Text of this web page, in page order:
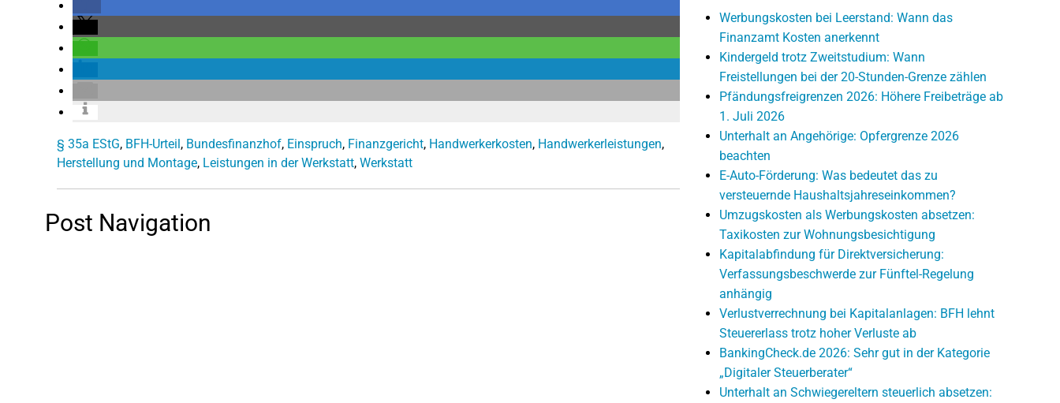
§ 35a EStG, BFH-Urteil, Bundesfinanzhof, Einspruch, Finanzgericht, Handwerkerkosten, Handwerkerleistungen,
Herstellung und Montage, Leistungen in der Werkstatt, Werkstatt
Post Navigation
Werbungskosten bei Leerstand: Wann das
Finanzamt Kosten anerkennt
Kindergeld trotz Zweitstudium: Wann
Freistellungen bei der 20-Stunden-Grenze zählen
Pfändungsfreigrenzen 2026: Höhere Freibeträge ab
1. Juli 2026
Unterhalt an Angehörige: Opfergrenze 2026
beachten
E-Auto-Förderung: Was bedeutet das zu
versteuernde Haushaltsjahreseinkommen?
Umzugskosten als Werbungskosten absetzen:
Taxikosten zur Wohnungsbesichtigung
Kapitalabfindung für Direktversicherung:
Verfassungsbeschwerde zur Fünftel-Regelung
anhängig
Verlustverrechnung bei Kapitalanlagen: BFH lehnt
Steuererlass trotz hoher Verluste ab
BankingCheck.de 2026: Sehr gut in der Kategorie
„Digitaler Steuerberater“
Unterhalt an Schwiegereltern steuerlich absetzen: